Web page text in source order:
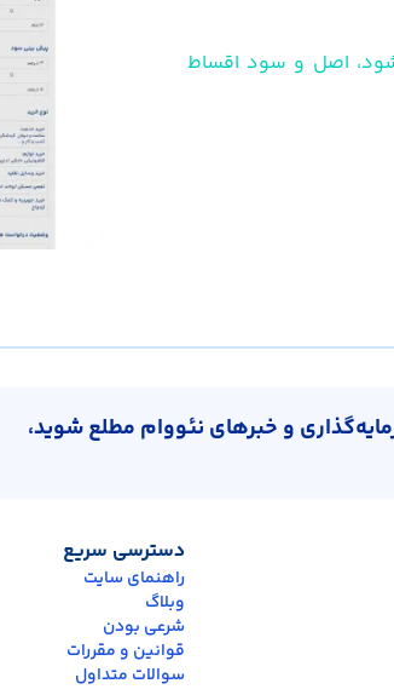
اصل و سود اقساط
و خبرهای نئووام مطلع شوید،
دسترسی سریع
راهنمای سایت
وبلاگ
شرعی بودن
قوانین و مقررات
سوالات متداول